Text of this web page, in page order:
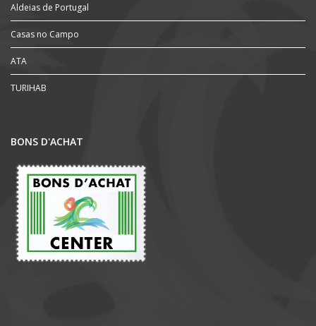
Aldeias de Portugal
Casas no Campo
ATA
TURIHAB
BONS D'ACHAT